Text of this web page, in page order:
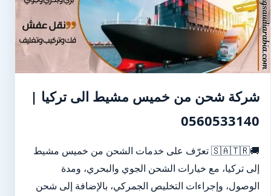
شركة شحن من خميس مشيط الى تركيا |
0560533140
🚚🇸🇦🇹🇷 تعرّف على خدمات الشحن من خميس مشيط
إلى تركيا، مع خيارات الشحن الجوي والبحري، ومدة
الوصول، وإجراءات التخليص الجمركي، بالإضافة إلى شحن